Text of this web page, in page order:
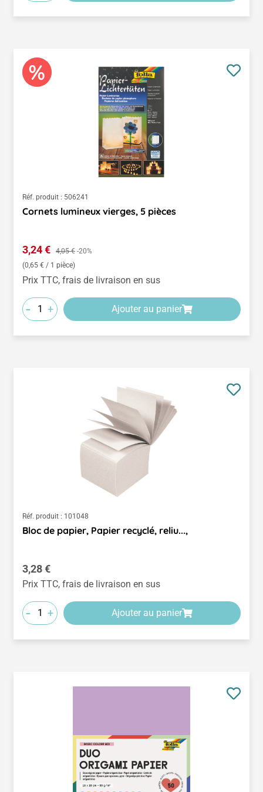
Réf. produit : 506241
Cornets lumineux vierges, 5 pièces
Prix de vente :
3,24 € Prix régulier :
4,05 € -20%
(0,65 € / 1 pièce)
Prix TTC, frais de livraison en sus
- + Ajouter au panier
Réf. produit : 101048
Bloc de papier, Papier recyclé, reliu...,
Prix régulier :
3,28 €
Prix TTC, frais de livraison en sus
- + Ajouter au panier